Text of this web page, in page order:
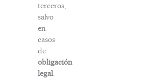
terceros,
salvo
en
casos
de
obligación
legal.